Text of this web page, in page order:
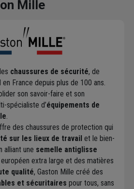
Mille
chaussures de sécurité, de
France depuis plus de 100 ans.
son savoir-faire et son
spécialiste d’équipements de
.
des chaussures de protection qui
sur les lieux de travail et le bien-
alliant une semelle antiglisse
extra large et des matières
qualité, Gaston Mille créé des
et sécuritaires pour tous, sans